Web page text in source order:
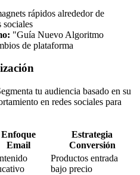
rápidos alrededor de
sociales
"Guía Nuevo Algoritmo
de plataforma
tu audiencia basado en su
en redes sociales para
Enfoque
Email
Estrategia
Conversión
Productos entrada
bajo precio